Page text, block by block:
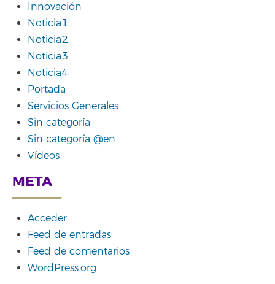
Innovación
Noticia1
Noticia2
Noticia3
Noticia4
Portada
Servicios Generales
Sin categoría
Sin categoría @en
Vídeos
META
Acceder
Feed de entradas
Feed de comentarios
WordPress.org